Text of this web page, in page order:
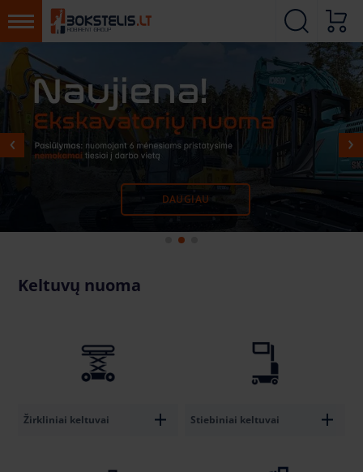
SUŽINOTI DAUGIAU
DAUGIAU
DAUGIAU
Keltuvų nuoma
Žirkliniai keltuvai Stiebiniai keltuvai